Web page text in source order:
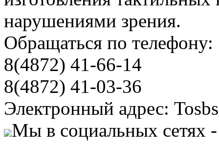
нарушениями зрения.
Обращаться по телефону:
8(4872) 41-66-14
8(4872) 41-03-36
Электронный адрес:
Мы в социальных сетях